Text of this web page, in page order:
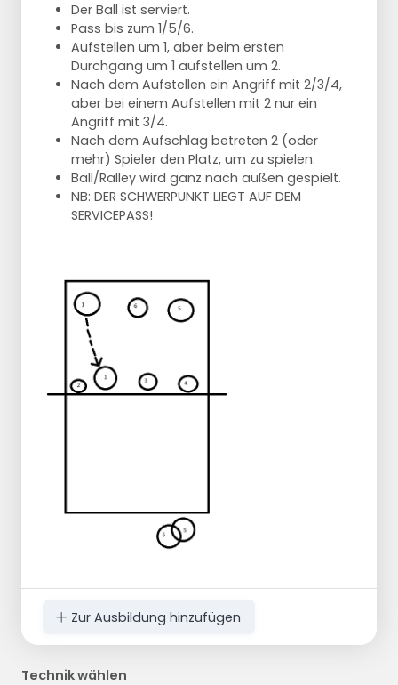
Der Ball ist serviert.
Pass bis zum 1/5/6.
Aufstellen um 1, aber beim ersten
Durchgang um 1 aufstellen um 2.
Nach dem Aufstellen ein Angriff mit 2/3/4,
aber bei einem Aufstellen mit 2 nur ein
Angriff mit 3/4.
Nach dem Aufschlag betreten 2 (oder
mehr) Spieler den Platz, um zu spielen.
Ball/Ralley wird ganz nach außen gespielt.
NB: DER SCHWERPUNKT LIEGT AUF DEM
SERVICEPASS!
Zur Ausbildung hinzufügen
Technik wählen